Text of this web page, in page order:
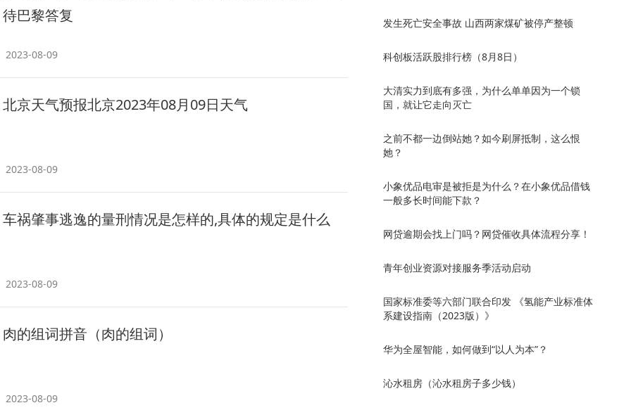
待巴黎答复
2023-08-09
北京天气预报北京2023年08月09日天气
2023-08-09
车祸肇事逃逸的量刑情况是怎样的,具体的规定是什么
2023-08-09
肉的组词拼音（肉的组词）
2023-08-09
发生死亡安全事故 山西两家煤矿被停产整顿
科创板活跃股排行榜（8月8日）
大清实力到底有多强，为什么单单因为一个锁
国，就让它走向灭亡
之前不都一边倒站她？如今刷屏抵制，这么恨
她？
小象优品电审是被拒是为什么？在小象优品借钱
一般多长时间能下款？
网贷逾期会找上门吗？网贷催收具体流程分享！
青年创业资源对接服务季活动启动
国家标准委等六部门联合印发 《氢能产业标准体
系建设指南（2023版）》
华为全屋智能，如何做到“以人为本”？
沁水租房（沁水租房子多少钱）